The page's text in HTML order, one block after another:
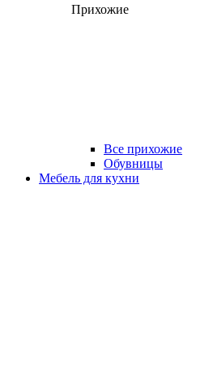
Прихожие
Все прихожие
Обувницы
Мебель для кухни